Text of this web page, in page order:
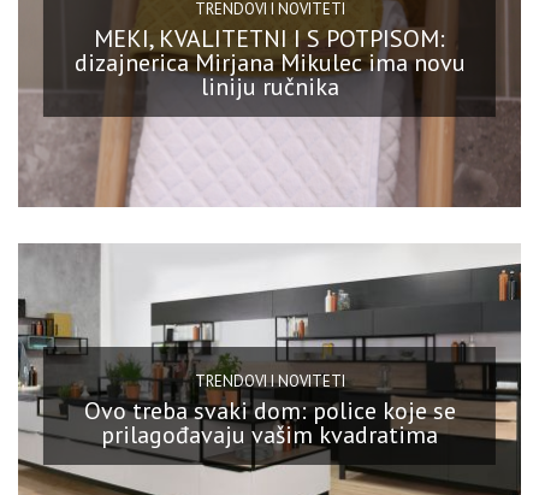
TRENDOVI I NOVITETI
MEKI, KVALITETNI I S POTPISOM:
dizajnerica Mirjana Mikulec ima novu
liniju ručnika
TRENDOVI I NOVITETI
Ovo treba svaki dom: police koje se
prilagođavaju vašim kvadratima